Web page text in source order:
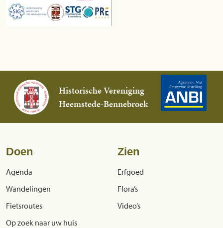
Historische Vereniging
Heemstede-Bennebroek
Doen
Agenda
Wandelingen
Fietsroutes
Op zoek naar uw huis
Zien
Erfgoed
Flora’s
Video’s